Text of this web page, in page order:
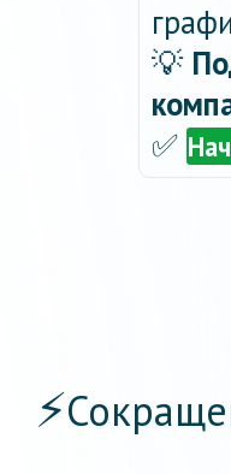
💡
✅
⚡